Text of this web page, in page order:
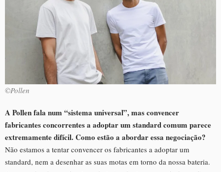
©Pollen
A Pollen fala num “sistema universal”, mas convencer
fabricantes concorrentes a adoptar um standard comum parece
extremamente difícil. Como estão a abordar essa negociação?
Não estamos a tentar convencer os fabricantes a adoptar um
standard, nem a desenhar as suas motas em torno da nossa bateria.